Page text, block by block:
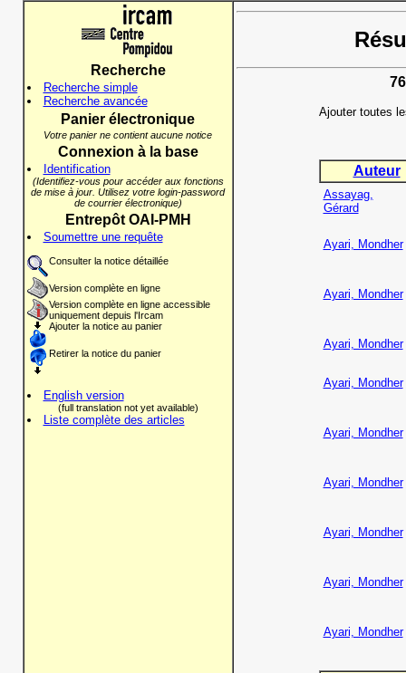
Recherche
Recherche simple
Recherche avancée
Panier électronique
Votre panier ne contient aucune notice
Connexion à la base
Identification
(Identifiez-vous pour accéder aux fonctions
de mise à jour. Utilisez votre login-password
de courrier électronique)
Entrepôt OAI-PMH
Soumettre une requête
Consulter la notice détaillée
Version complète en ligne
Version complète en ligne accessible
uniquement depuis l'Ircam
Ajouter la notice au panier
Retirer la notice du panier
English version
(full translation not yet available)
Liste complète des articles
Ajouter toutes
Auteur
Assayag,
Gérard
Ayari, Mondher
Ayari, Mondher
Ayari, Mondher
Ayari, Mondher
Ayari, Mondher
Ayari, Mondher
Ayari, Mondher
Ayari, Mondher
Ayari, Mondher